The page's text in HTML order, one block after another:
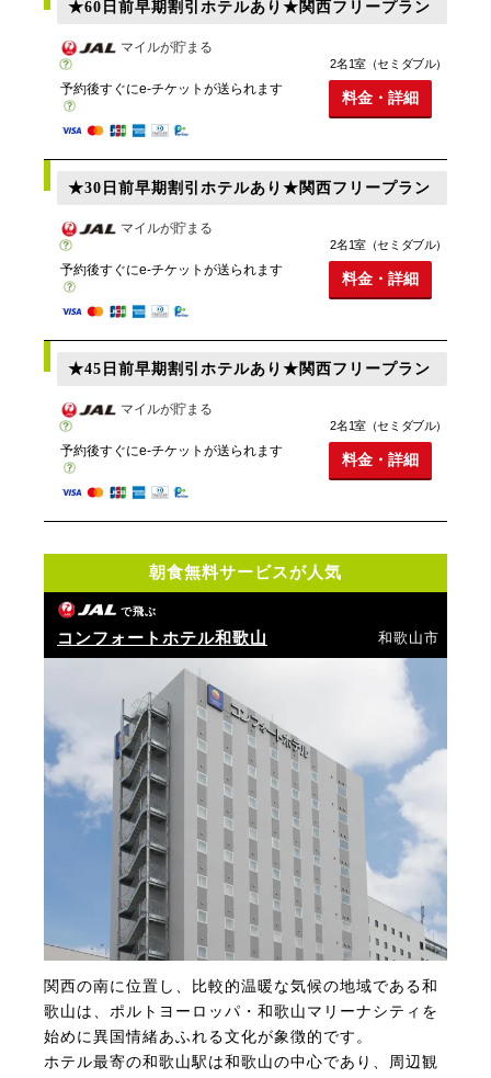
★60日前早期割引ホテルあり★関西フリープラン
マイルが貯まる
予約後すぐにe-チケットが送られます
2名1室（セミダブル）
料金・詳細
★30日前早期割引ホテルあり★関西フリープラン
マイルが貯まる
予約後すぐにe-チケットが送られます
2名1室（セミダブル）
料金・詳細
★45日前早期割引ホテルあり★関西フリープラン
マイルが貯まる
予約後すぐにe-チケットが送られます
2名1室（セミダブル）
料金・詳細
朝食無料サービスが人気
で飛ぶ
コンフォートホテル和歌山 和歌山市
関西の南に位置し、比較的温暖な気候の地域である和
歌山は、ポルトヨーロッパ・和歌山マリーナシティを
始めに異国情緒あふれる文化が象徴的です。
ホテル最寄の和歌山駅は和歌山の中心であり、周辺観